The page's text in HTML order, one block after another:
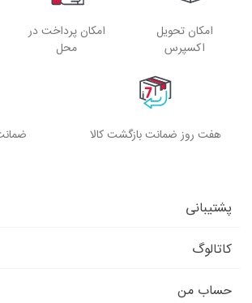
امکان تحویل
اکسپرس
امکان پرداخت در
محل
هفت روز ضمانت بازگشت کالا
پشتیبانی
کاتالوگ
حساب من